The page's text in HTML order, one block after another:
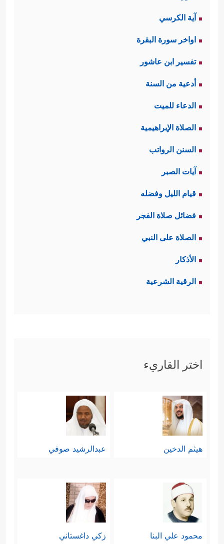
آية الكرسي
اواخر سورة البقرة
تفسير ابن عاشور
أدعية من السنة
الدعاء للميت
الصلاة الإبراهيمية
السنن الرواتب
آيات الصبر
قيام الليل وفضله
فضائل صلاة الفجر
الصلاة على النبي
الأذكار
الرقية الشرعية
اختر القاريء
هيثم الدخين عبدالرشيد صوفي
محمود علي البنا زكي داغستاني